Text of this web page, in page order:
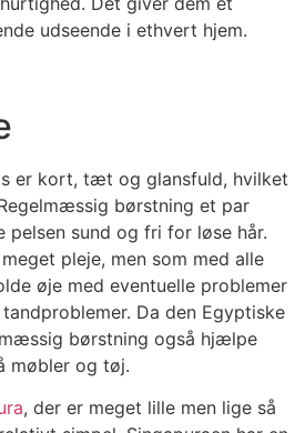
udseende i ethvert hjem.
er kort, tæt og glansfuld, hvilket
børstning et par
pelsen sund og fri for løse hår.
pleje, men som med alle
øje med eventuelle problemer
Da den Egyptiske
børstning også hjælpe
møbler og tøj.
, der er meget lille men lige så